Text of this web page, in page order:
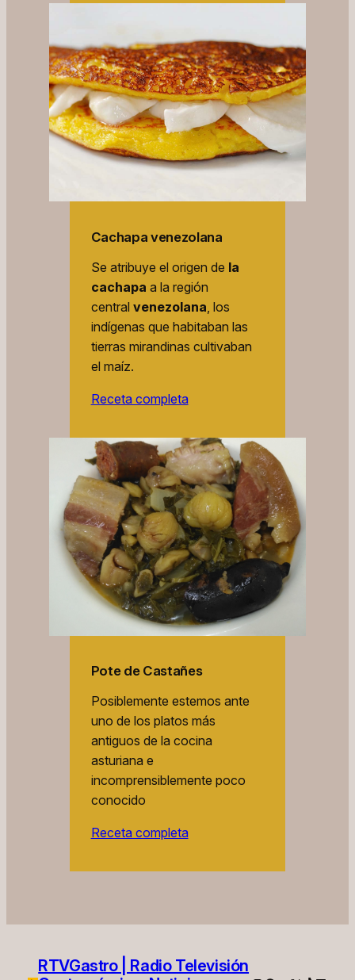
Cachapa venezolana
Se atribuye el origen de la
cachapa a la región
central venezolana , los
indígenas que habitaban las
tierras mirandinas cultivaban
el maíz.
Receta completa
Pote de Castañes
Posiblemente estemos ante
uno de los platos más
antiguos de la cocina
asturiana e
incomprensiblemente poco
conocido
Receta completa
RTVGastro | Radio Televisión